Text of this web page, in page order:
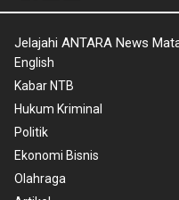
Jelajahi ANTARA News
English
Kabar NTB
Hukum Kriminal
Politik
Ekonomi Bisnis
Olahraga